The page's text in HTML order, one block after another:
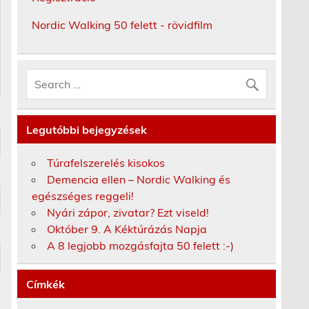
Nordic Walking 50 felett - rövidfilm
Legutóbbi bejegyzések
Túrafelszerelés kisokos
Demencia ellen – Nordic Walking és
egészséges reggeli!
Nyári zápor, zivatar? Ezt viseld!
Október 9. A Kéktúrázás Napja
A 8 legjobb mozgásfajta 50 felett :-)
Címkék